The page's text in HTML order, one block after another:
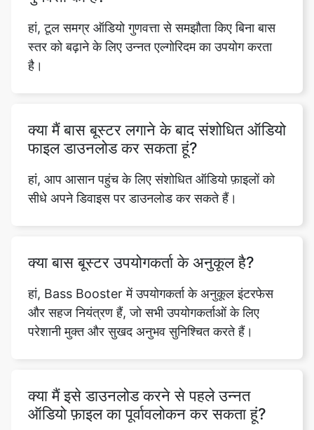
Copy Link
है।
क्या मैं बास बूस्टर लगाने के बाद संशोधित ऑडियो
हां, आप आसान पहुंच के लिए संशोधित ऑडियो फ़ाइलों को
सीधे अपने डिवाइस पर डाउनलोड कर सकते हैं।
क्या बास बूस्टर उपयोगकर्ता के अनुकूल है?
और सहज नियंत्रण हैं, जो सभी उपयोगकर्ताओं के लिए
परेशानी मुक्त और सुखद अनुभव सुनिश्चित करते हैं।
क्या मैं इसे डाउनलोड करने से पहले उन्नत
हाँ, आप सहेजने से पहले अपनी आवश्यकता के आधार पर
कोई और समायोजन करने के लिए हमारे बास बूस्टर टूल पर
इसे डाउनलोड करने से पहले उन्नत ऑडियो फ़ाइल का